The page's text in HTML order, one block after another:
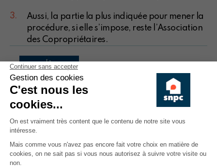
Aussi, la partie la plus indiquée pour mener la
procédure, si elle s’impose, reste l’Association
des Copropriétaires.
LA COPROPRIÉTÉ EN POCHE